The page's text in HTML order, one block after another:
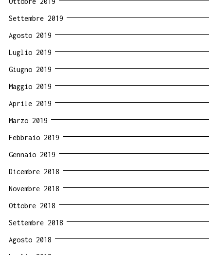
Settembre 2019
Agosto 2019
Luglio 2019
Giugno 2019
Maggio 2019
Aprile 2019
Marzo 2019
Febbraio 2019
Gennaio 2019
Dicembre 2018
Novembre 2018
Ottobre 2018
Settembre 2018
Agosto 2018